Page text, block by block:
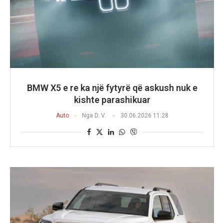
BMW X5 e re ka një fytyrë që askush nuk e
kishte parashikuar
Auto Nga D. V. 30.06.2026 11:28